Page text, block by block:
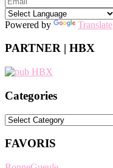
Powered by Translate
PARTNER | HBX
Categories
Categories
FAVORIS